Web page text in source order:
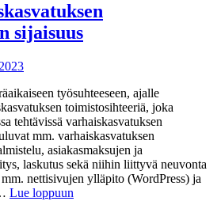
sijaisuus
työsuhteeseen, ajalle
toimistosihteeriä, joka
tehtävissä varhaiskasvatuksen
mm. varhaiskasvatuksen
asiakasmaksujen ja
laskutus sekä niihin liittyvä neuvonta
nettisivujen ylläpito (WordPress) ja
Lue loppuun